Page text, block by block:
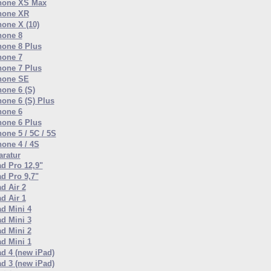
XS Max
XR
X (10)
8
8 Plus
7
7 Plus
SE
6 (S)
6 (S) Plus
6
6 Plus
5 / 5C / 5S
4 / 4S
Pro 12,9"
Pro 9,7"
Air 2
Air 1
Mini 4
Mini 3
Mini 2
Mini 1
4 (new iPad)
3 (new iPad)